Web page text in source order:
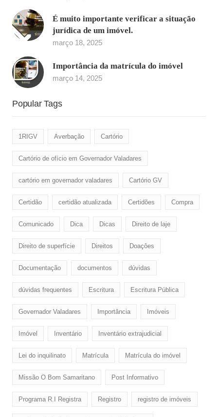
É muito importante verificar a situação
jurídica de um imóvel.
março 18, 2025
Importância da matrícula do imóvel
março 14, 2025
Popular Tags
1RIGV Averbação Cartório
Cartório de ofício em Governador Valadares
cartório em governador valadares Cartório GV
Certidão certidão atualizada Certidões Compra
Comunicado Dica Dicas Direito de laje
Direito de superfície Direitos Doaçôes
Documentação documentos dúvidas
dúvidas frequentes Escritura Escritura Pública
Governador Valadares Importância Imóveis
Imóvel Inventário Inventário extrajudicial
Lei do inquilinato Matrícula Matrícula do imóvel
Missão O Bom Samaritano Post Informativo
Programa R.I Registra Registro registro de imóveis